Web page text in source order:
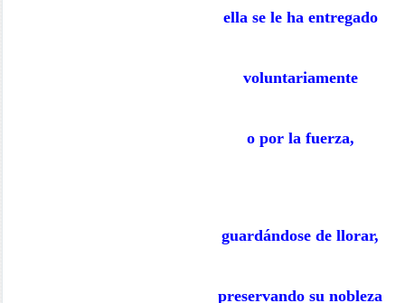
ella se le ha entregado
voluntariamente
o por la fuerza,
guardándose de llorar,
preservando su nobleza